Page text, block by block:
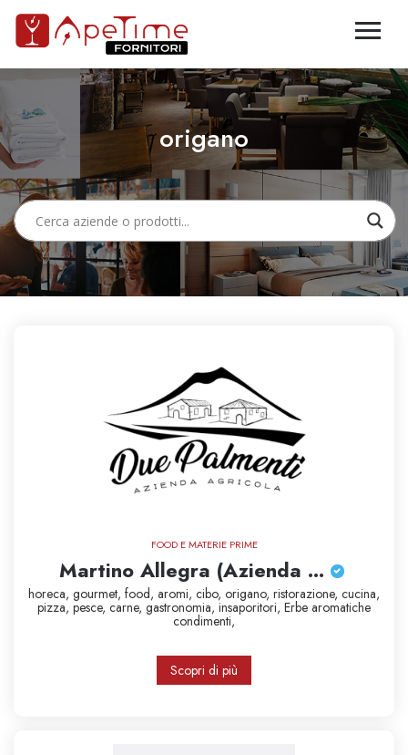
origano
FOOD E MATERIE PRIME
Martino Allegra (Azienda ...
horeca, gourmet, food, aromi, cibo, origano, ristorazione, cucina,
pizza, pesce, carne, gastronomia, insaporitori, Erbe aromatiche
condimenti,
Scopri di più